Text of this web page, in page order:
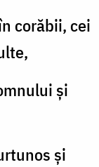
corăbii, cei
și
și